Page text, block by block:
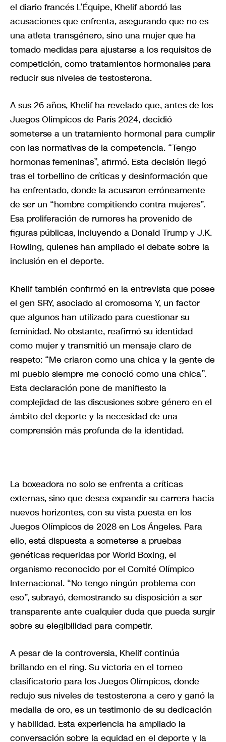
el diario francés L’Équipe, Khelif abordó las
acusaciones que enfrenta, asegurando que no es
una atleta transgénero, sino una mujer que ha
tomado medidas para ajustarse a los requisitos de
competición, como tratamientos hormonales para
reducir sus niveles de testosterona.
A sus 26 años, Khelif ha revelado que, antes de los
Juegos Olímpicos de París 2024, decidió
someterse a un tratamiento hormonal para cumplir
con las normativas de la competencia. “Tengo
hormonas femeninas”, afirmó. Esta decisión llegó
tras el torbellino de críticas y desinformación que
ha enfrentado, donde la acusaron erróneamente
de ser un “hombre compitiendo contra mujeres”.
Esa proliferación de rumores ha provenido de
figuras públicas, incluyendo a Donald Trump y J.K.
Rowling, quienes han ampliado el debate sobre la
inclusión en el deporte.
Khelif también confirmó en la entrevista que posee
el gen SRY, asociado al cromosoma Y, un factor
que algunos han utilizado para cuestionar su
feminidad. No obstante, reafirmó su identidad
como mujer y transmitió un mensaje claro de
respeto: “Me criaron como una chica y la gente de
mi pueblo siempre me conoció como una chica”.
Esta declaración pone de manifiesto la
complejidad de las discusiones sobre género en el
ámbito del deporte y la necesidad de una
comprensión más profunda de la identidad.
La boxeadora no solo se enfrenta a críticas
externas, sino que desea expandir su carrera hacia
nuevos horizontes, con su vista puesta en los
Juegos Olímpicos de 2028 en Los Ángeles. Para
ello, está dispuesta a someterse a pruebas
genéticas requeridas por World Boxing, el
organismo reconocido por el Comité Olímpico
Internacional. “No tengo ningún problema con
eso”, subrayó, demostrando su disposición a ser
transparente ante cualquier duda que pueda surgir
sobre su elegibilidad para competir.
A pesar de la controversia, Khelif continúa
brillando en el ring. Su victoria en el torneo
clasificatorio para los Juegos Olímpicos, donde
redujo sus niveles de testosterona a cero y ganó la
medalla de oro, es un testimonio de su dedicación
y habilidad. Esta experiencia ha ampliado la
conversación sobre la equidad en el deporte y la